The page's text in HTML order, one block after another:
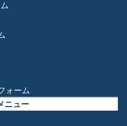
ォーム
ニュー